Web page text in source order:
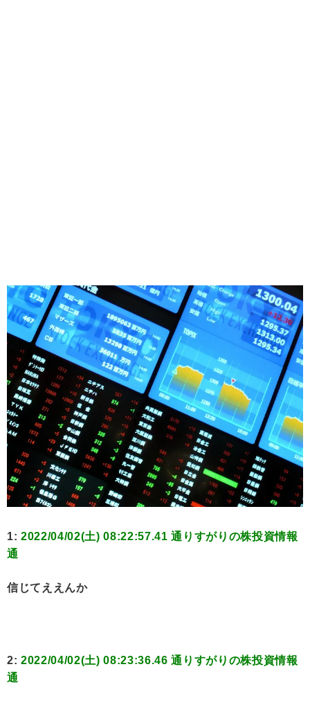
1: 2022/04/02(土) 08:22:57.41 通りすがりの株投資情報
通
信じてええんか
2: 2022/04/02(土) 08:23:36.46 通りすがりの株投資情報
通